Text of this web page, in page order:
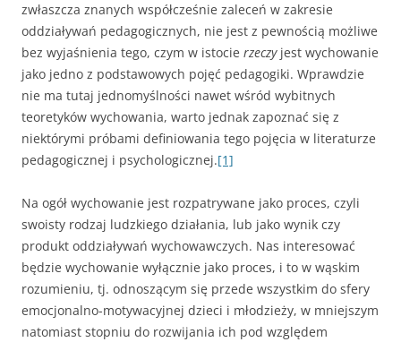
zwłaszcza zna­nych współcześnie zaleceń w zakresie
oddziaływań pedagogicznych, nie jest z pewnością możliwe
bez wyjaśnienia tego, czym w istocie rzeczy jest wychowanie
jako jedno z podstawowych pojęć pedagogiki. Wpraw­dzie
nie ma tutaj jednomyślności nawet wśród wybitnych
teoretyków wychowania, warto jednak zapoznać się z
niektórymi próbami definio­wania tego pojęcia w literaturze
pedagogicznej i psychologicznej.[1]
Na ogół wychowanie jest rozpatrywane jako proces, czyli
swoisty ro­dzaj ludzkiego działania, lub jako wynik czy
produkt oddziaływań wy­chowawczych. Nas interesować
będzie wychowanie wyłącznie jako pro­ces, i to w wąskim
rozumieniu, tj. odnoszącym się przede wszystkim do sfery
emocjonalno-motywacyjnej dzieci i młodzieży, w mniejszym
nato­miast stopniu do rozwijania ich pod względem